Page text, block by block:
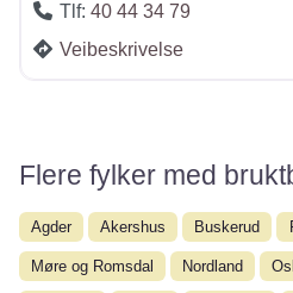
Tlf: 40 44 34 79
Veibeskrivelse
Flere fylker med
Agder Akershus Buskerud
Møre og Romsdal Nordland